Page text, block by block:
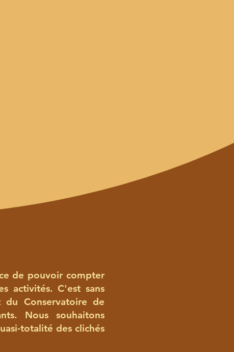
de pouvoir compter
activités. C'est sans
Conservatoire de
Nous souhaitons
totalité des clichés